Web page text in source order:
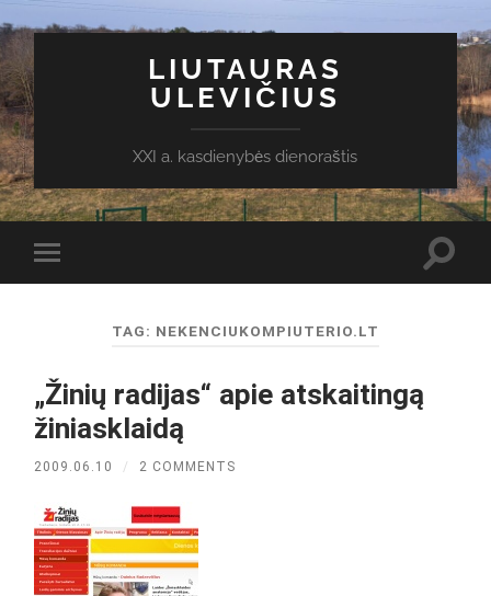
LIUTAURAS
ULEVIČIUS
XXI a. kasdienybės dienoraštis
Toggle
mobile
TAG: NEKENCIUKOMPIUTERIO.LT
„Žinių radijas“ apie atskaitingą
žiniasklaidą
2009.06.10 / 2 COMMENTS